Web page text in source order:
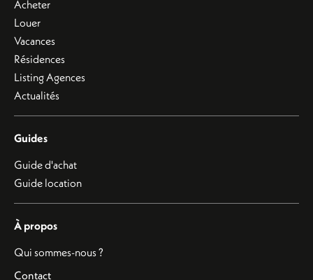
Acheter
Louer
Vacances
Résidences
Listing Agences
Actualités
Guides
Guide d'achat
Guide location
À propos
Qui sommes-nous ?
Contact